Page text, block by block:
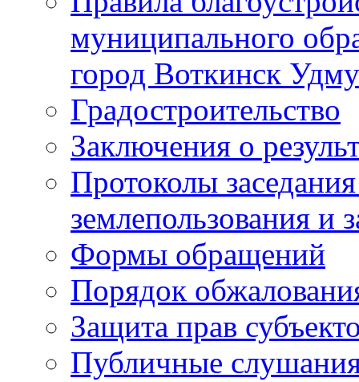
муниципального
город Воткинск
Градостроительство
Заключения о
Протоколы
землепользования и
Формы обращений
Порядок
Защита прав
Публичные